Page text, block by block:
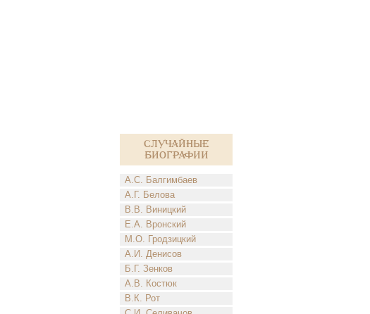
Случайные
биографии
А.С. Балгимбаев
А.Г. Белова
В.В. Виницкий
Е.А. Вронский
М.О. Гродзицкий
А.И. Денисов
Б.Г. Зенков
А.В. Костюк
В.К. Рот